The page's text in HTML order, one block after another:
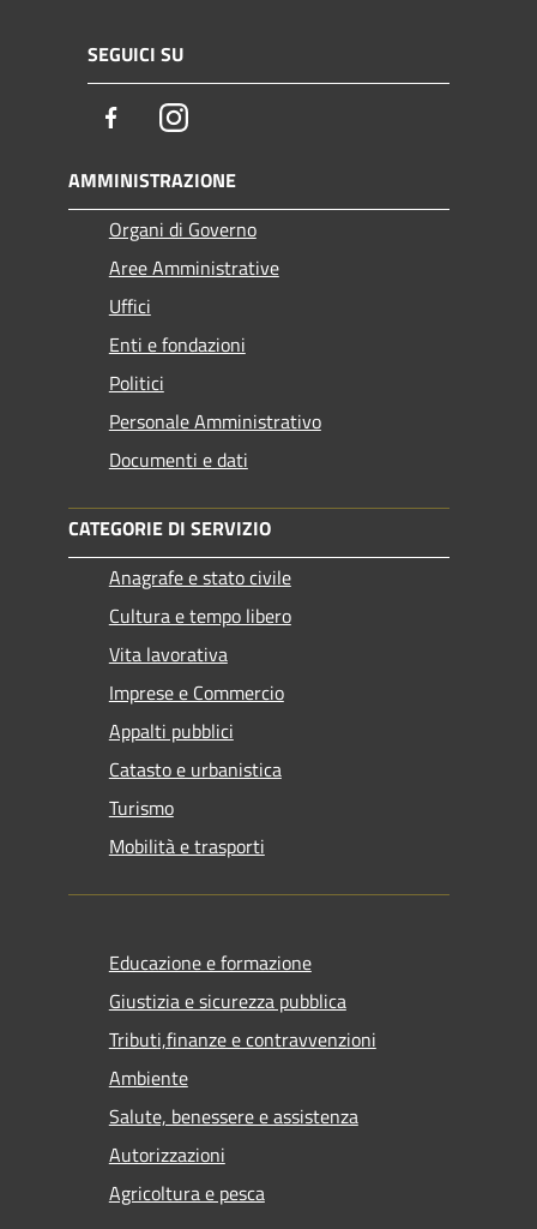
SEGUICI SU
FacebookInstagram
AMMINISTRAZIONE
Organi di Governo
Aree Amministrative
Uffici
Enti e fondazioni
Politici
Personale Amministrativo
Documenti e dati
CATEGORIE DI SERVIZIO
Anagrafe e stato civile
Cultura e tempo libero
Vita lavorativa
Imprese e Commercio
Appalti pubblici
Catasto e urbanistica
Turismo
Mobilità e trasporti
Educazione e formazione
Giustizia e sicurezza pubblica
Tributi,finanze e contravvenzioni
Ambiente
Salute, benessere e assistenza
Autorizzazioni
Agricoltura e pesca